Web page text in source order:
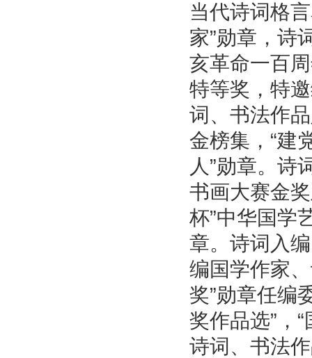
当代诗词格
家”勋章，诗
亥革命一百
特等奖，特
词、书法作
金榜集，“建
人”勋章。诗
书画大赛金
杯”中华国学
章。诗词入
编国学作家
奖”勋章任编
奖作品选”，
诗词、书法